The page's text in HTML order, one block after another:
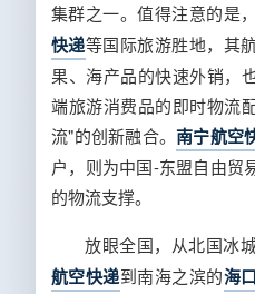
集群之一。值得注意的是，
快递等国际旅游胜地，其
果、海产品的快速外销，
端旅游消费品的即时物流
流"的创新融合。 南宁航空
户，则为中国-东盟自由贸
的物流支撑。
放眼全国，从北国冰
航空快递到南海之滨的海